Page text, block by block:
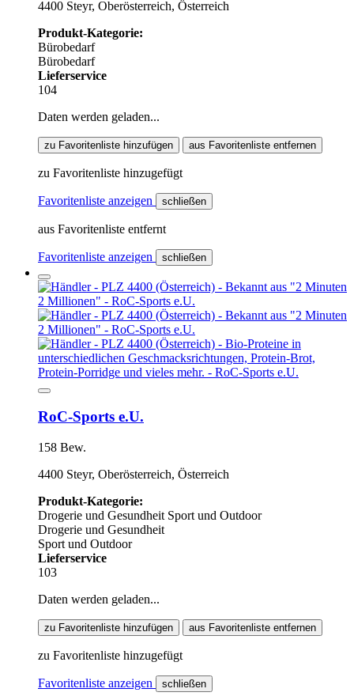
4400 Steyr, Oberösterreich, Österreich
Produkt-Kategorie:
Bürobedarf
Bürobedarf
Lieferservice
104
Daten werden geladen...
zu Favoritenliste hinzufügen aus Favoritenliste entfernen
zu Favoritenliste hinzugefügt
Favoritenliste anzeigen schließen
aus Favoritenliste entfernt
Favoritenliste anzeigen schließen
RoC-Sports e.U.
158 Bew.
4400 Steyr, Oberösterreich, Österreich
Produkt-Kategorie:
Drogerie und Gesundheit Sport und Outdoor
Drogerie und Gesundheit
Sport und Outdoor
Lieferservice
103
Daten werden geladen...
zu Favoritenliste hinzufügen aus Favoritenliste entfernen
zu Favoritenliste hinzugefügt
Favoritenliste anzeigen schließen